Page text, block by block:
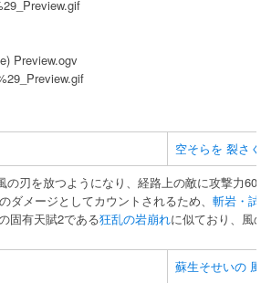
Preview.ogv
空そらを 裂さ
の刃を放つようになり、経路上の敵に攻撃力
ダメージとしてカウントされるため、 斬岩・
固有天賦2である狂乱の岩崩れに似ており、風
蘇生そせいの